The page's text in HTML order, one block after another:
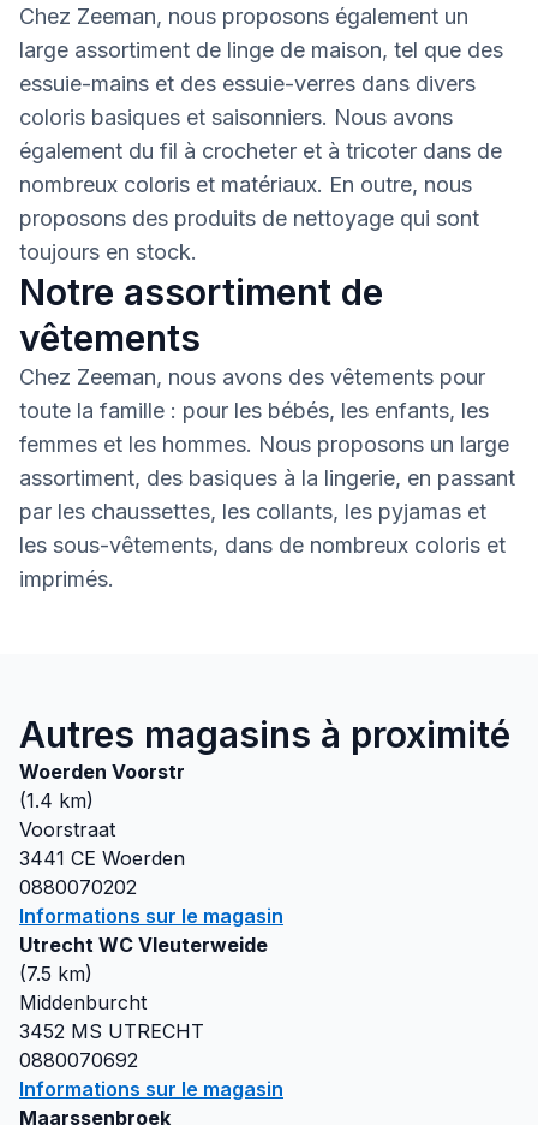
Chez Zeeman, nous proposons également un
large assortiment de linge de maison, tel que des
essuie-mains et des essuie-verres dans divers
coloris basiques et saisonniers. Nous avons
également du fil à crocheter et à tricoter dans de
nombreux coloris et matériaux. En outre, nous
proposons des produits de nettoyage qui sont
toujours en stock.
Notre assortiment de
vêtements
Chez Zeeman, nous avons des vêtements pour
toute la famille : pour les bébés, les enfants, les
femmes et les hommes. Nous proposons un large
assortiment, des basiques à la lingerie, en passant
par les chaussettes, les collants, les pyjamas et
les sous-vêtements, dans de nombreux coloris et
imprimés.
Autres magasins à proximité
Woerden Voorstr
(1.4 km)
Voorstraat
3441 CE Woerden
0880070202
Informations sur le magasin
Utrecht WC Vleuterweide
(7.5 km)
Middenburcht
3452 MS UTRECHT
0880070692
Informations sur le magasin
Maarssenbroek